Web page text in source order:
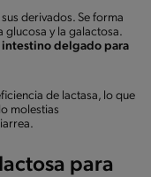
derivados. Se forma
glucosa y la galactosa.
intestino delgado para
de lactasa, lo que
molestias
para